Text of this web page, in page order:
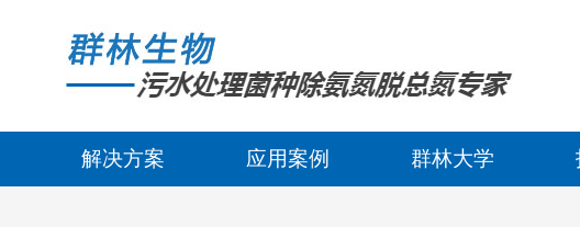
解决方案 应用案例 群林大学